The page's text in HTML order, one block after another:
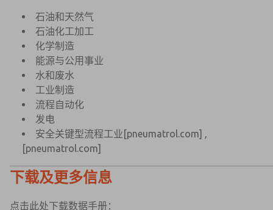
石油和天然气
石油化工加工
化学制造
能源与公用事业
水和废水
工业制造
流程自动化
发电
安全关键型流程工业 [pneumatrol.com] ,
[pneumatrol.com]
下载及更多信息
点击此处下载数据手册：